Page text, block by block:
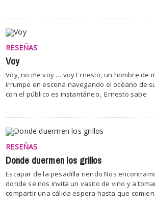
RESEÑAS
Voy
Voy, no me voy … voy Ernesto, un hombre de
irrumpe en escena navegando el océano de
con el público es instantáneo, Ernesto sabe
RESEÑAS
Donde duermen los grillos
Escapar de la pesadilla riendo Nos
donde se nos invita un vasito de vino y a
compartir una cálida espera hasta que